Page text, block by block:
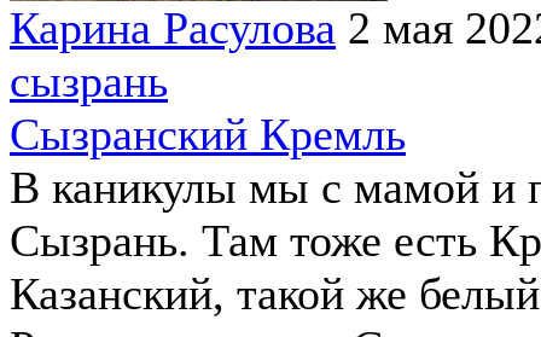
Карина Расулова 2 мая
сызрань
Сызранский Кремль
В каникулы мы с мамой и
Сызрань. Там тоже есть
Казанский, такой же